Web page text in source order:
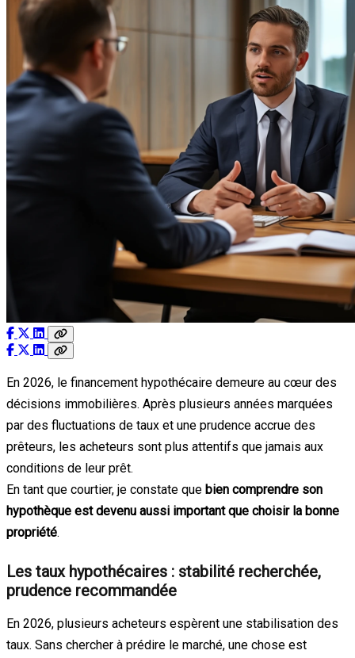
En 2026, le financement hypothécaire demeure au cœur des
décisions immobilières. Après plusieurs années marquées
par des fluctuations de taux et une prudence accrue des
prêteurs, les acheteurs sont plus attentifs que jamais aux
conditions de leur prêt.
En tant que courtier, je constate que bien comprendre son
hypothèque est devenu aussi important que choisir la bonne
propriété.
Les taux hypothécaires : stabilité recherchée,
prudence recommandée
En 2026, plusieurs acheteurs espèrent une stabilisation des
taux. Sans chercher à prédire le marché, une chose est